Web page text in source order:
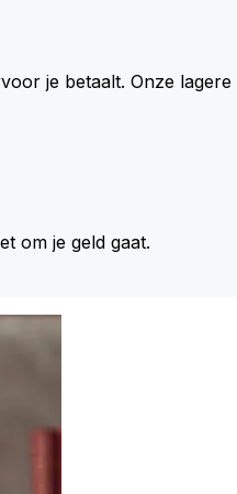
je betaalt. Onze
om je geld gaat.